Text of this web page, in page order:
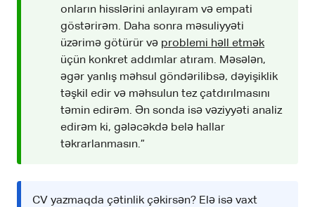
onların hisslərini anlayıram və empati
göstərirəm. Daha sonra məsuliyyəti
üzərimə götürür və problemi həll etmək
üçün konkret addımlar atıram. Məsələn,
əgər yanlış məhsul göndərilibsə, dəyişiklik
təşkil edir və məhsulun tez çatdırılmasını
təmin edirəm. Ən sonda isə vəziyyəti analiz
edirəm ki, gələcəkdə belə hallar
təkrarlanmasın.”
CV yazmaqda çətinlik çəkirsən? Elə isə vaxt